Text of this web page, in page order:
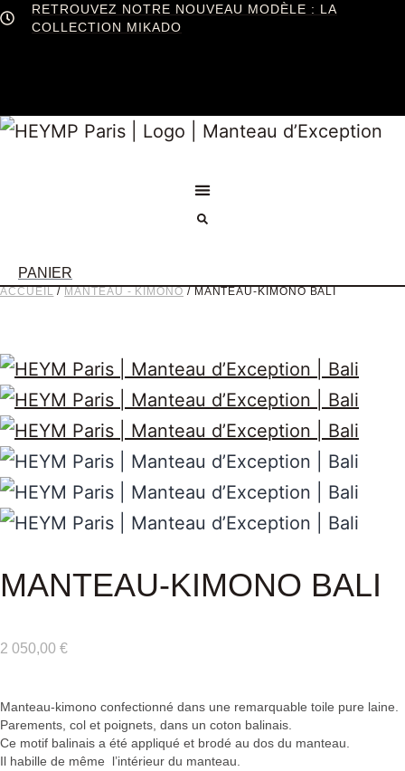
RETROUVEZ NOTRE NOUVEAU MODÈLE : LA
COLLECTION MIKADO
PANIER
ACCUEIL/MANTEAU - KIMONO/ MANTEAU-KIMONO BALI
MANTEAU-KIMONO BALI
2 050,00 €
Manteau-kimono confectionné dans une remarquable toile pure laine.
Parements, col et poignets, dans un coton balinais.
Ce motif balinais a été appliqué et brodé au dos du manteau.
Il habille de même l’intérieur du manteau.